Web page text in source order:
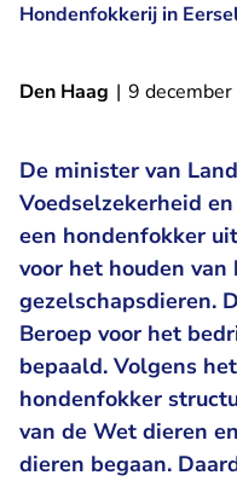
Hondenfokkerij in
Den Haag | 9
De minister van
Voedselzekerheid
een hondenfokker
voor het houden
gezelschapsdieren.
Beroep voor het
bepaald. Volgens
hondenfokker
van de Wet dieren
dieren begaan.